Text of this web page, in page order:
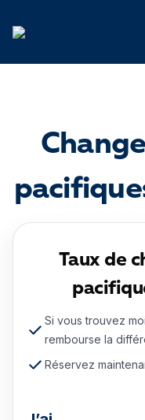
Taux de
Si vous trouvez
rembourse la
Réservez